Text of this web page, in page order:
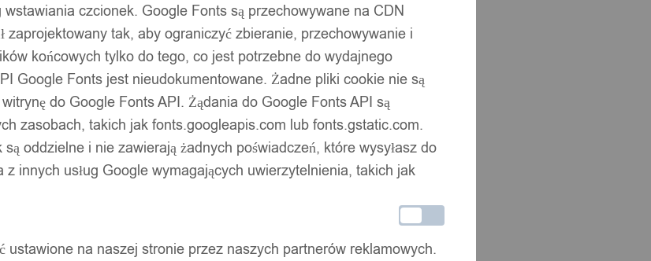
czcionek. Google Fonts są przechowywane na CDN
zaprojektowany tak, aby ograniczyć zbieranie, przechowywanie i
końcowych tylko do tego, co jest potrzebne do wydajnego
Google Fonts jest nieudokumentowane. Żadne pliki cookie nie są
do Google Fonts API. Żądania do Google Fonts API są
zasobach, takich jak fonts.googleapis.com lub fonts.gstatic.com.
oddzielne i nie zawierają żadnych poświadczeń, które wysyłasz do
innych usług Google wymagających uwierzytelnienia, takich jak
ustawione na naszej stronie przez naszych partnerów reklamowych.